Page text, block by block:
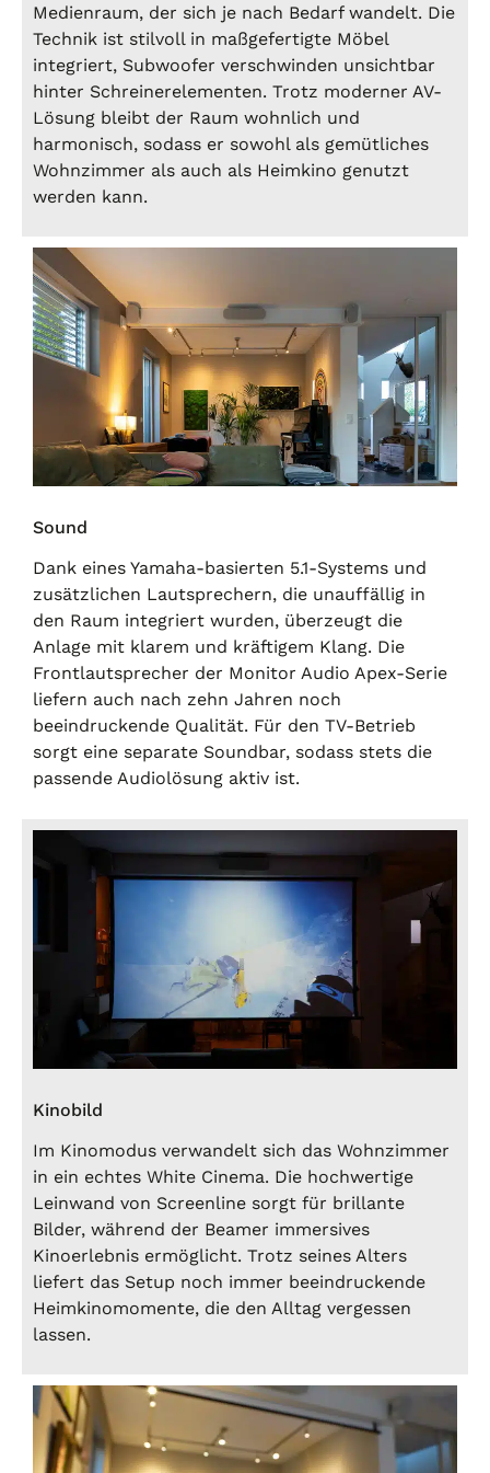
Medienraum, der sich je nach Bedarf wandelt. Die
Technik ist stilvoll in maßgefertigte Möbel
integriert, Subwoofer verschwinden unsichtbar
hinter Schreinerelementen. Trotz moderner AV-
Lösung bleibt der Raum wohnlich und
harmonisch, sodass er sowohl als gemütliches
Wohnzimmer als auch als Heimkino genutzt
werden kann.
Sound
Dank eines Yamaha-basierten 5.1-Systems und
zusätzlichen Lautsprechern, die unauffällig in
den Raum integriert wurden, überzeugt die
Anlage mit klarem und kräftigem Klang. Die
Frontlautsprecher der Monitor Audio Apex-Serie
liefern auch nach zehn Jahren noch
beeindruckende Qualität. Für den TV-Betrieb
sorgt eine separate Soundbar, sodass stets die
passende Audiolösung aktiv ist.
Kinobild
Im Kinomodus verwandelt sich das Wohnzimmer
in ein echtes White Cinema. Die hochwertige
Leinwand von Screenline sorgt für brillante
Bilder, während der Beamer immersives
Kinoerlebnis ermöglicht. Trotz seines Alters
liefert das Setup noch immer beeindruckende
Heimkinomomente, die den Alltag vergessen
lassen.